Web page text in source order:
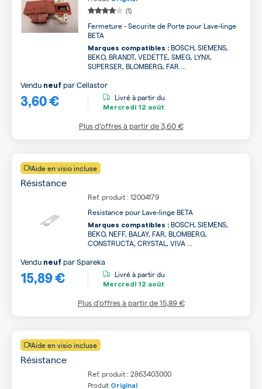
(1)
Fermeture - Securite de Porte pour Lave-linge
BETA
Marques compatibles : BOSCH, SIEMENS,
BEKO, BRANDT, VEDETTE, SMEG, LYNX,
SUPERSER, BLOMBERG, FAR ...
3,60 €
Vendu neuf parCellastor
Livré à partir du
Mercredi 12 août
Plus d’offres à partir de3,60 €
Aide en visio incluse
Résistance
Ref. produit : 12004179
Resistance pour Lave-linge BETA
Marques compatibles : BOSCH, SIEMENS,
BEKO, NEFF, BALAY, FAR, BLOMBERG,
CONSTRUCTA, CRYSTAL, VIVA ...
15,89 €
Vendu neuf parSpareka
Livré à partir du
Mercredi 12 août
Plus d’offres à partir de15,89 €
Aide en visio incluse
Résistance
Ref. produit : 2863403000
Produit Original